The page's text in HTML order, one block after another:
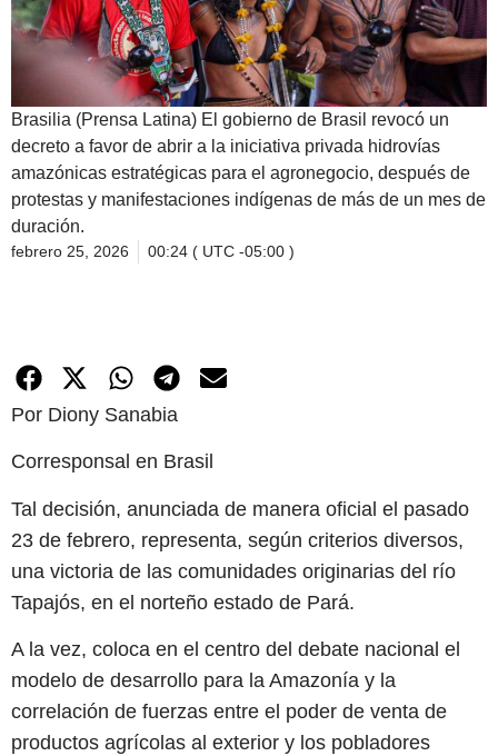
Brasilia (Prensa Latina) El gobierno de Brasil revocó un
decreto a favor de abrir a la iniciativa privada hidrovías
amazónicas estratégicas para el agronegocio, después de
protestas y manifestaciones indígenas de más de un mes de
duración.
febrero 25, 2026 00:24 ( UTC -05:00 )
Por Diony Sanabia
Corresponsal en Brasil
Tal decisión, anunciada de manera oficial el pasado
23 de febrero, representa, según criterios diversos,
una victoria de las comunidades originarias del río
Tapajós, en el norteño estado de Pará.
A la vez, coloca en el centro del debate nacional el
modelo de desarrollo para la Amazonía y la
correlación de fuerzas entre el poder de venta de
productos agrícolas al exterior y los pobladores